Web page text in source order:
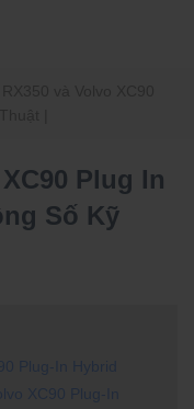
Plug In
Số Kỹ
Plug-In Hybrid
XC90 Plug-In